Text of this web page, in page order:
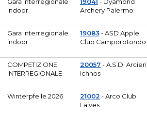
Gara Interregionale
indoor
19041 - Dyamond
Archery Palermo
Gara Interregionale
indoor
19083- ASD Apple
Club Camporotondo
COMPETIZIONE
INTERREGIONALE
20057 - A.S.D. Arcieri
Ichnos
Winterpfeile 2026 21002 - Arco Club
Laives